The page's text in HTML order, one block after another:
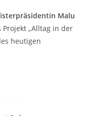
Malu
„Alltag in der
heutigen